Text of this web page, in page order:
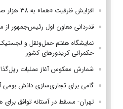
افزایش ظرفیت «هما» به ۳۸ هزار صندلی در اربعین ۱۴۰۵
قدردانی معاون اول رئیس‌جمهور از
نمایشگاه هفتم حمل‌ونقل و
حکمرانی کریدورهای کشور
شمارش معکوس آغاز عملیات
گامی برای تجاری‌سازی دانش بومی
تهران- مسقط در آستانه توافق برای